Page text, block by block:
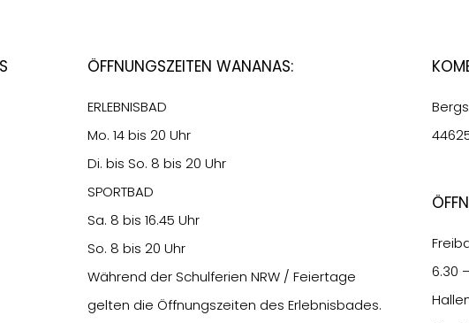
Öffnungszeiten Wananas:
ERLEBNISBAD
Mo. 14 bis 20 Uhr
Di. bis So. 8 bis 20 Uhr
SPORTBAD
Sa. 8 bis 16.45 Uhr
So. 8 bis 20 Uhr
Während der Schulferien NRW / Feiertage
gelten die Öffnungszeiten des Erlebnisbades.
6.30